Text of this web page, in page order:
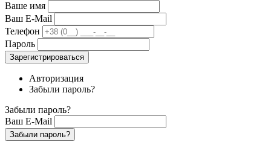
Ваше имя
Ваш E-Mail
Телефон
Пароль
Зарегистрироваться
Авторизация
Забыли пароль?
Забыли пароль?
Ваш E-Mail
Забыли пароль?